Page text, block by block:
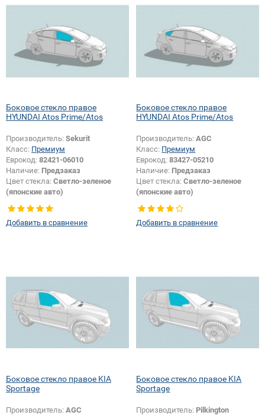
Боковое стекло правое
HYUNDAI Atos Prime/Atos
Производитель: Sekurit
Класс: Премиум
Еврокод: 82421-06010
Наличие: Предзаказ
Цвет стекла: Светло-зеленое
(японские авто)
Тип кузова: Хетчбек
Тип стекла:Боковое стекло
правое
Добавить в сравнение
Боковое стекло правое
HYUNDAI Atos Prime/Atos
Производитель:AGC
Класс: Премиум
Еврокод:83427-05210
Наличие: Предзаказ
Цвет стекла:Светло-зеленое
(японские авто)
Тип кузова:Хетчбек
Тип стекла:Боковое стекло
правое
Добавить в сравнение
Боковое стекло правое KIA
Sportage
Производитель: AGC
Боковое стекло правое KIA
Sportage
Производитель: Pilkington